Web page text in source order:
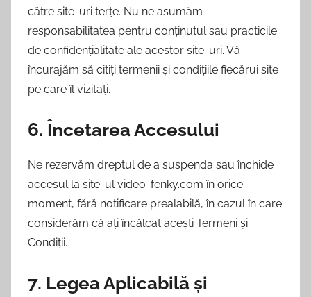
către site-uri terțe. Nu ne asumăm
responsabilitatea pentru conținutul sau practicile
de confidențialitate ale acestor site-uri. Vă
încurajăm să citiți termenii și condițiile fiecărui site
pe care îl vizitați.
6. Încetarea Accesului
Ne rezervăm dreptul de a suspenda sau închide
accesul la site-ul video-fenky.com în orice
moment, fără notificare prealabilă, în cazul în care
considerăm că ați încălcat acești Termeni și
Condiții.
7. Legea Aplicabilă și